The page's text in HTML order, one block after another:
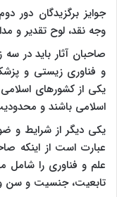
وجه نقد، لوح تقدیر
صاحبان آثار باید در سه
و فناوری زیستی و
یکی از کشورهای
اسلامی باشند و
یکی دیگر از شرایط و
عبارت است از اینکه
علم و فناوری را
تابعیت، جنسیت و سن